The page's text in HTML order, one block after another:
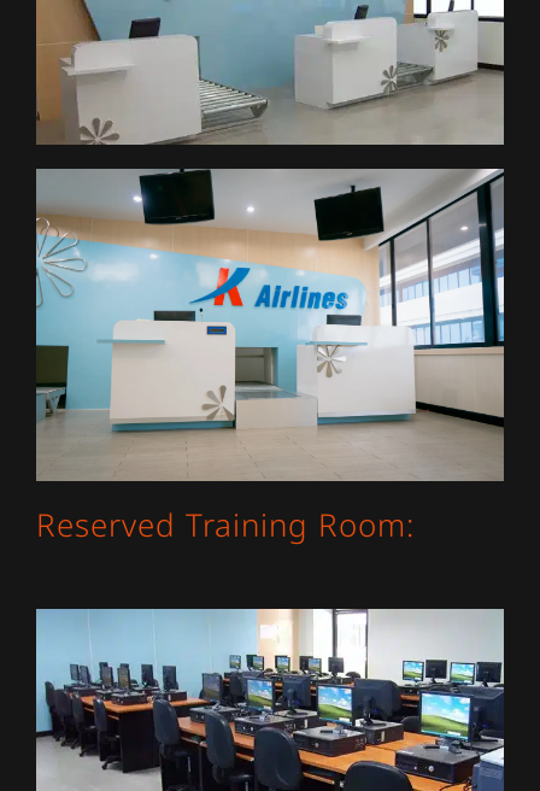
Reserved Training Room: